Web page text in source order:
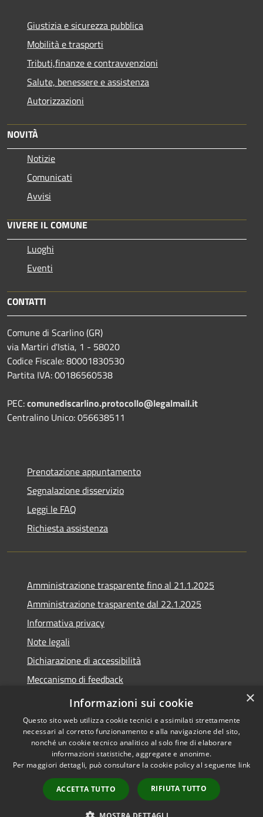
Giustizia e sicurezza pubblica
Mobilità e trasporti
Tributi,finanze e contravvenzioni
Salute, benessere e assistenza
Autorizzazioni
NOVITÀ
Notizie
Comunicati
Avvisi
VIVERE IL COMUNE
Luoghi
Eventi
CONTATTI
Comune di Scarlino (GR)
via Martiri d'Istia, 1 - 58020
Codice Fiscale: 80001830530
Partita IVA: 00186560538
PEC:comunediscarlino.protocollo@legalmail.it
Centralino Unico: 056638511
Prenotazione appuntamento
Segnalazione disservizio
Leggi le FAQ
Richiesta assistenza
Amministrazione trasparente fino al 21.1.2025
Amministrazione trasparente dal 22.1.2025
Informativa privacy
Note legali
Dichiarazione di accessibilità
Meccanismo di feedback
Whistleblowing
Accessibilità
Copyright © 2020 •
Comune di Scarlino •
Powered byMunicipium
Accesso redazione
×
Informazioni sui cookie
Questo sito web utilizza cookie tecnici e assimilati strettamente
necessari al corretto funzionamento e alla navigazione del sito,
nonché un cookie tecnico analitico al solo fine di elaborare
informazioni statistiche, aggregate e anonime.
Per maggiori dettagli, può consultare la cookie policy al seguente link
ACCETTA TUTTO RIFIUTA TUTTO